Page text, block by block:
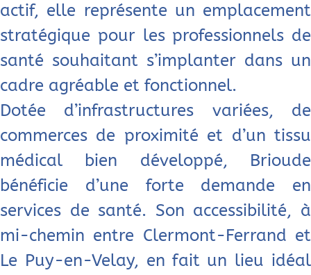
actif, elle représente un emplacement
stratégique pour les professionnels de
santé souhaitant s’implanter dans un
cadre agréable et fonctionnel.
Dotée d’infrastructures variées, de
commerces de proximité et d’un tissu
médical bien développé, Brioude
bénéficie d’une forte demande en
services de santé. Son accessibilité, à
mi-chemin entre Clermont-Ferrand et
Le Puy-en-Velay, en fait un lieu idéal